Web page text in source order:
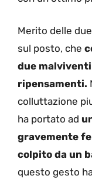
Merito delle due
sul posto, che
due
ripensamenti.
colluttazione
ha portato ad
gravemente
colpito da un
questo gesto